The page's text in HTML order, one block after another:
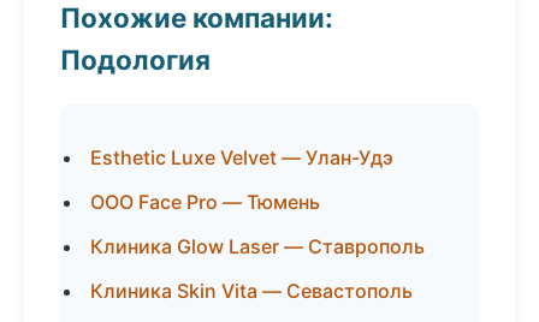
Похожие компании:
Подология
Esthetic Luxe Velvet — Улан-Удэ
ООО Face Pro — Тюмень
Клиника Glow Laser — Ставрополь
Клиника Skin Vita — Севастополь